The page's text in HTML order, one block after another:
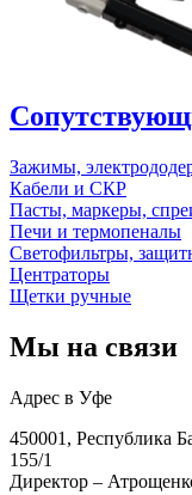
Зажимы,
Кабели и СКР
Пасты, маркеры,
Печи и термопеналы
Светофильтры,
Центраторы
Щетки ручные
Мы на связи
Адрес в Уфе
450001, Республика
155/1
Директор –